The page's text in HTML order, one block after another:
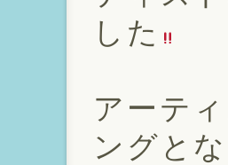
した
アーテ
ングと